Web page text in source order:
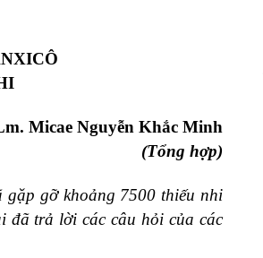
Micae Nguyễn Khắc Minh
(Tổng hợp)
gỡ khoảng 7500 thiếu nhi
đã trả lời các câu hỏi của các